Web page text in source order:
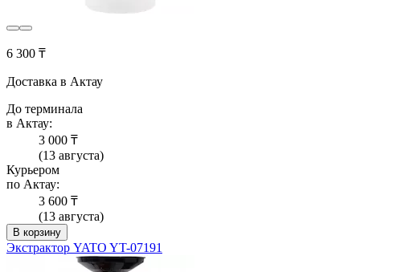
6 300 ₸
Доставка в Актау
До терминала
в Актау:
3 000 ₸
(13 августа)
Курьером
по Актау:
3 600 ₸
(13 августа)
В корзину
Экстрактор YATO YT-07191